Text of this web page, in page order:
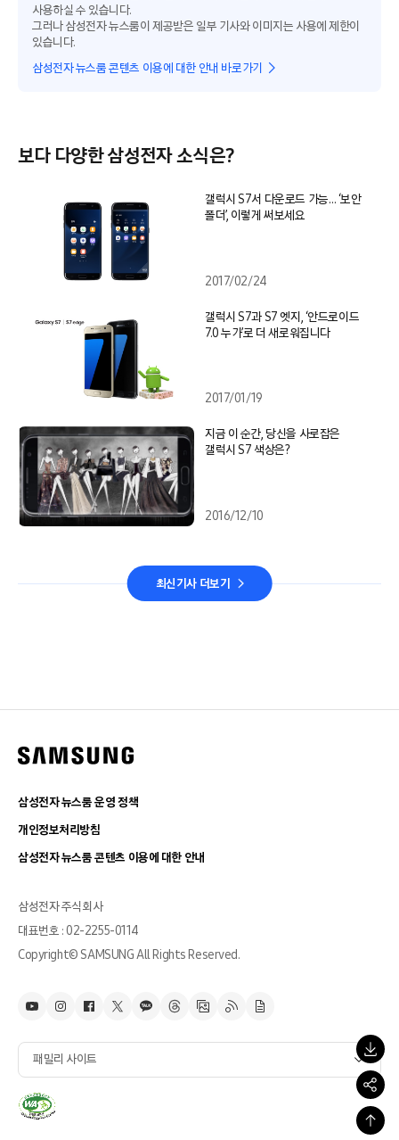
사용하실 수 있습니다.
그러나 삼성전자 뉴스룸이 제공받은 일부 기사와 이미지는 사용에 제한이
있습니다.
삼성전자 뉴스룸 콘텐츠 이용에 대한 안내 바로가기
보다 다양한 삼성전자 소식은?
갤럭시 S7서 다운로드 가능… ‘보안
폴더’, 이렇게 써보세요
2017/02/24
갤럭시 S7과 S7 엣지, ‘안드로이드
7.0 누가’로 더 새로워집니다
2017/01/19
지금 이 순간, 당신을 사로잡은
갤럭시 S7 색상은?
2016/12/10
최신기사 더보기
삼성전자 뉴스룸 운영 정책
개인정보처리방침
삼성전자 뉴스룸 콘텐츠 이용에 대한 안내
삼성전자 주식회사
대표번호 : 02-2255-0114
Copyright© SAMSUNG All Rights Reserved.
패밀리 사이트